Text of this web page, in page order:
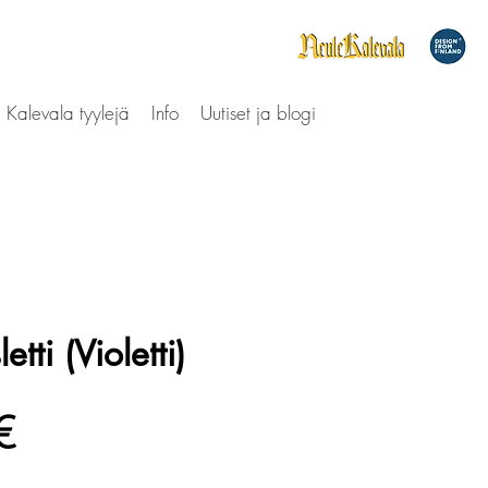
Kalevala tyylejä Info
Uutiset ja blogi
(Violetti)
Hinta